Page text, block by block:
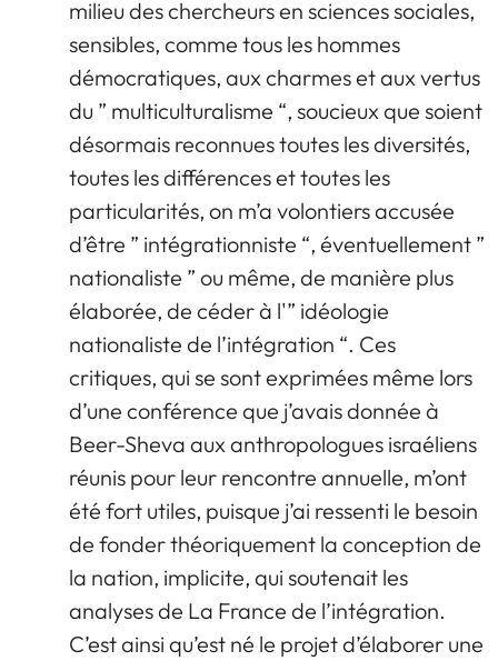
milieu des chercheurs en sciences sociales,
sensibles, comme tous les hommes
démocratiques, aux charmes et aux vertus
du ” multiculturalisme “, soucieux que soient
désormais reconnues toutes les diversités,
toutes les différences et toutes les
particularités, on m’a volontiers accusée
d’être ” intégrationniste “, éventuellement ”
nationaliste ” ou même, de manière plus
élaborée, de céder à l'” idéologie
nationaliste de l’intégration “. Ces
critiques, qui se sont exprimées même lors
d’une conférence que j’avais donnée à
Beer-Sheva aux anthropologues israéliens
réunis pour leur rencontre annuelle, m’ont
été fort utiles, puisque j’ai ressenti le besoin
de fonder théoriquement la conception de
la nation, implicite, qui soutenait les
analyses de La France de l’intégration.
C’est ainsi qu’est né le projet d’élaborer une